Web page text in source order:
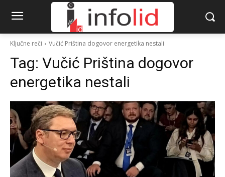
Ključne reči Vučić Priština dogovor energetika nestali
Tag: Vučić Priština dogovor
energetika nestali